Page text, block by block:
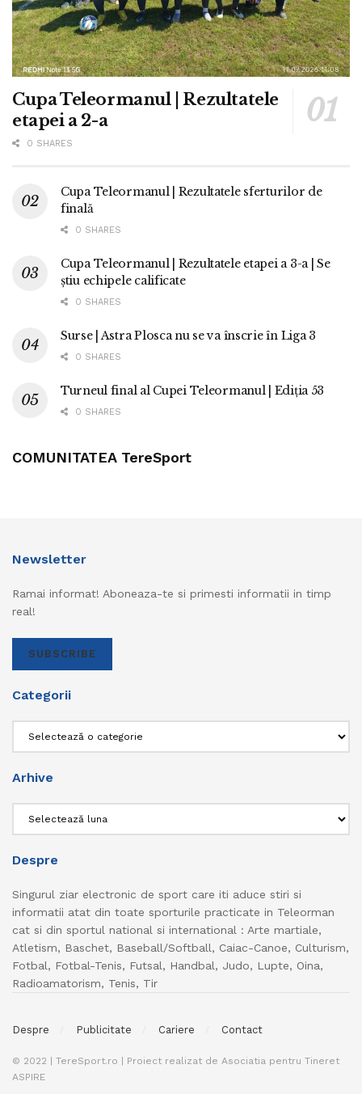
Cupa Teleormanul | Rezultatele
etapei a 2-a
0 SHARES
Cupa Teleormanul | Rezultatele sferturilor de
finală
0 SHARES
Cupa Teleormanul | Rezultatele etapei a 3-a | Se
știu echipele calificate
0 SHARES
Surse | Astra Plosca nu se va înscrie în Liga 3
0 SHARES
Turneul final al Cupei Teleormanul | Ediția 53
0 SHARES
COMUNITATEA TereSport
Newsletter
Ramai informat! Aboneaza-te si primesti informatii in timp
real!
SUBSCRIBE
Categorii
Arhive
Despre
Singurul ziar electronic de sport care iti aduce stiri si
informatii atat din toate sporturile practicate in Teleorman
cat si din sportul national si international : Arte martiale,
Atletism, Baschet, Baseball/Softball, Caiac-Canoe, Culturism,
Fotbal, Fotbal-Tenis, Futsal, Handbal, Judo, Lupte, Oina,
Radioamatorism, Tenis, Tir
Despre Publicitate Cariere Contact
© 2022 | TereSport.ro | Proiect realizat de Asociatia pentru Tineret
ASPIRE